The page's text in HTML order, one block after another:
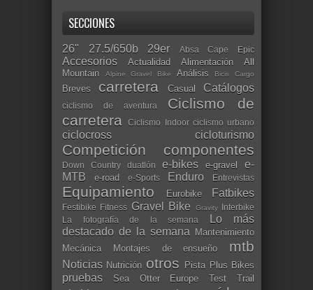
SECCIONES
26" 27.5/650b 29er Absa Cape Epic
Accesorios Actualidad Alimentación
All
Mountain
Alpine Gravel Bike Análisis Bicis Cargo
Breves carretera Casual Catálogos
ciclismo de aventura
Ciclismo de
carretera
Ciclismo Indoor ciclismo urbano
ciclocross cicloturismo
Competición componentes
Down Country duatlón e-bikes e-gravel
e-
MTB
e-road e-Sports Enduro Entrevistas
Equipamiento Eurobike Fatbikes
Festibike Fitness Gravel Bike Gravity Interbike
La fotografía de la semana
Lo más
destacado de la semana Mantenimiento
Mecánica
Montajes de ensueño mtb
Noticias Nutrición otros Pista Plus Bikes
pruebas Sea Otter Europe Test Trail